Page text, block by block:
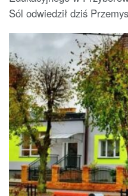
Sól odwiedził dziś